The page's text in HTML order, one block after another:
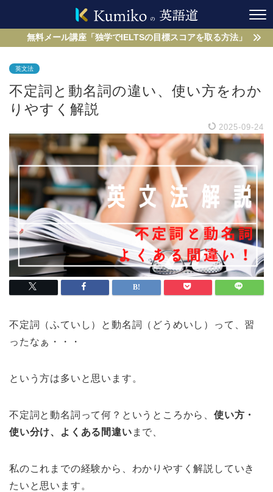
無料メール講座「独学でIELTSの目標スコアを取る方法」
英文法
不定詞と動名詞の違い、使い方をわか
りやすく解説
2025-09-24
不定詞（ふていし）と動名詞（どうめいし）って、習
ったなぁ・・・
という方は多いと思います。
不定詞と動名詞って何？というところから、 使い方・
使い分け、よくある間違い まで、
私のこれまでの経験から、わかりやすく解説していき
たいと思います。